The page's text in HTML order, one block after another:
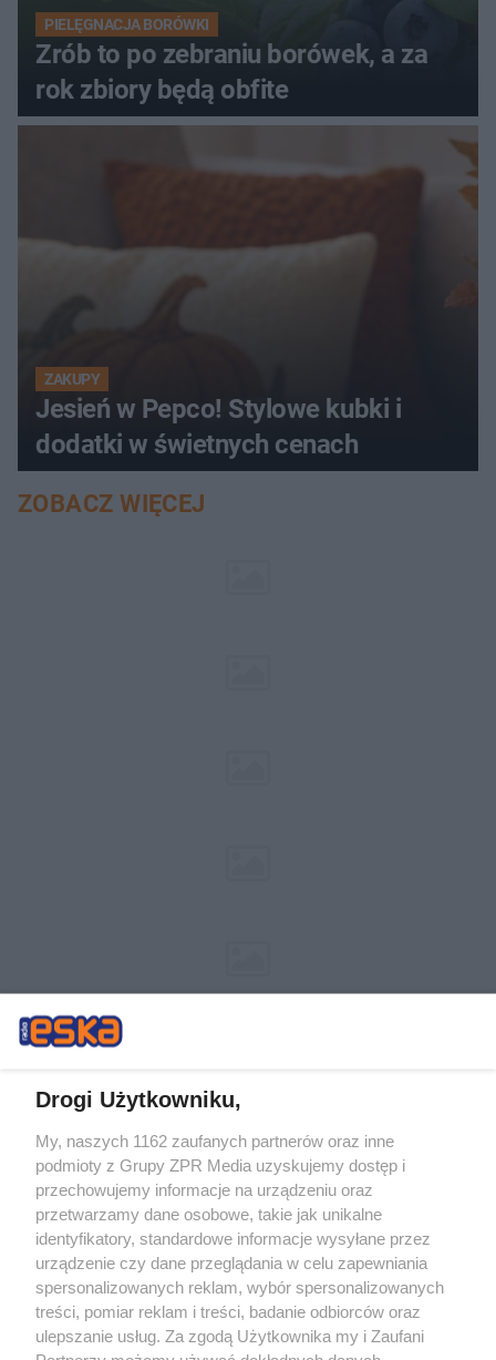
PIELĘGNACJA BORÓWKI
Zrób to po zebraniu borówek, a za
rok zbiory będą obfite
ZAKUPY
Jesień w Pepco! Stylowe kubki i
dodatki w świetnych cenach
ZOBACZ WIĘCEJ
Żaden utwór zamieszczony w serwisie nie może być powielany i
rozpowszechniany lub dalej rozpowszechniany w jakikolwiek sposób (w
tym także elektroniczny lub mechaniczny) na jakimkolwiek polu
eksploatacji w jakiejkolwiek formie, włącznie z umieszczaniem w Internecie
bez pisemnej zgody właściciela praw. Jakiekolwiek użycie lub
wykorzystanie utworów w całości lub w części z naruszeniem prawa, tzn.
bez właściwej zgody, jest zabronione pod groźbą kary i może być ścigane
prawnie.
Drogi Użytkowniku,
My, naszych 1162 zaufanych partnerów oraz inne
podmioty z Grupy ZPR Media uzyskujemy dostęp i
przechowujemy informacje na urządzeniu oraz
przetwarzamy dane osobowe, takie jak unikalne
identyfikatory, standardowe informacje wysyłane przez
urządzenie czy dane przeglądania w celu zapewniania
spersonalizowanych reklam, wybór spersonalizowanych
treści, pomiar reklam i treści, badanie odbiorców oraz
ulepszanie usług. Za zgodą Użytkownika my i Zaufani